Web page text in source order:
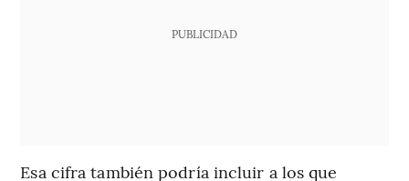
PUBLICIDAD
Esa cifra también podría incluir a los que